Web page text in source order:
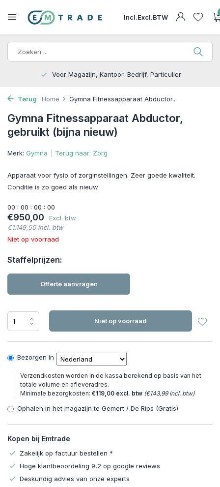
Incl.Excl.BTW
Magazijn, Kantoor, Bedrijf, Particulier
Terug Home Gymna Fitnessapparaat Abductor...
Gymna Fitnessapparaat Abductor,
gebruikt (bijna nieuw)
Merk: Gymna Terug naar: Zorg
Apparaat voor fysio of zorginstellingen. Zeer goede kwaliteit.
Conditie is zo goed als nieuw
00 : 00 : 00 : 00
€950,00
Excl. btw
€1.149,50 incl. btw
Niet op voorraad
Staffelprijzen:
Offerte aanvragen
Niet op voorraad
Bezorgen in
Verzendkosten worden in de kassa berekend op basis van het
totale volume en afleveradres.
Minimale bezorgkosten: €119,00 excl. btw (€143,99 incl. btw)
Ophalen in het magazijn te Gemert / De Rips (Gratis)
Kopen bij Emtrade
Zakelijk op factuur bestellen *
Hoge klantbeoordeling 9,2 op google reviews
Deskundig advies van onze experts